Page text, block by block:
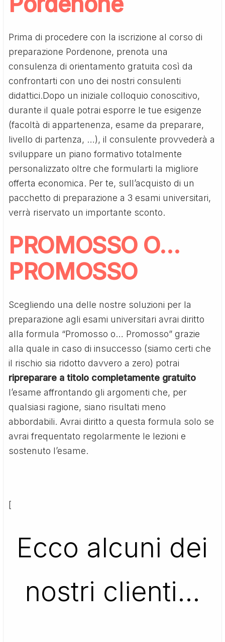
Prima di procedere con la iscrizione al corso di
preparazione Pordenone, prenota una
consulenza di orientamento gratuita così da
confrontarti con uno dei nostri consulenti
didattici.Dopo un iniziale colloquio conoscitivo,
durante il quale potrai esporre le tue esigenze
(facoltà di appartenenza, esame da preparare,
livello di partenza, …), il consulente provvederà a
sviluppare un piano formativo totalmente
personalizzato oltre che formularti la migliore
offerta economica. Per te, sull’acquisto di un
pacchetto di preparazione a 3 esami universitari,
verrà riservato un importante sconto.
PROMOSSO O…
PROMOSSO
Scegliendo una delle nostre soluzioni per la
preparazione agli esami universitari avrai diritto
alla formula “Promosso o… Promosso” grazie
alla quale in caso di insuccesso (siamo certi che
il rischio sia ridotto davvero a zero) potrai
ripreparare a titolo completamente gratuito
l’esame affrontando gli argomenti che, per
qualsiasi ragione, siano risultati meno
abbordabili. Avrai diritto a questa formula solo se
avrai frequentato regolarmente le lezioni e
sostenuto l’esame.
[
Ecco alcuni dei
nostri clienti…